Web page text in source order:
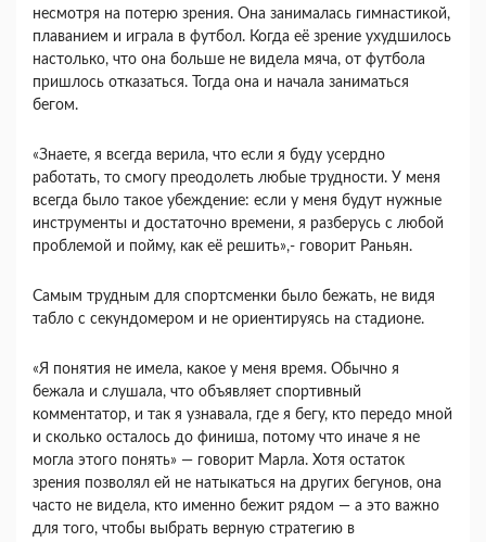
несмотря на потерю зрения. Она занималась гимнастикой,
плаванием и играла в футбол. Когда её зрение ухудшилось
настолько, что она больше не видела мяча, от футбола
пришлось отказаться. Тогда она и начала заниматься
бегом.
«Знаете, я всегда верила, что если я буду усердно
работать, то смогу преодолеть любые трудности. У меня
всегда было такое убеждение: если у меня будут нужные
инструменты и достаточно времени, я разберусь с любой
проблемой и пойму, как её решить»,- говорит Раньян.
Самым трудным для спортсменки было бежать, не видя
табло с секундомером и не ориентируясь на стадионе.
«Я понятия не имела, какое у меня время. Обычно я
бежала и слушала, что объявляет спортивный
комментатор, и так я узнавала, где я бегу, кто передо мной
и сколько осталось до финиша, потому что иначе я не
могла этого понять» — говорит Марла. Хотя остаток
зрения позволял ей не натыкаться на других бегунов, она
часто не видела, кто именно бежит рядом — а это важно
для того, чтобы выбрать верную стратегию в